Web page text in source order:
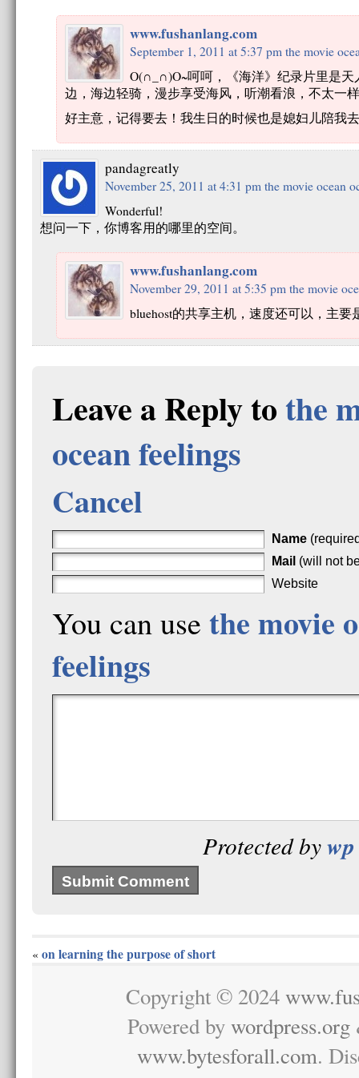
www.fushanlang.com
September 1, 2011 at 5:37 pm the movie
O(∩_∩)O~呵呵，《海洋》纪录片里是
边，海边轻骑，漫步享受海风，听潮看浪，不太一
好主意，记得要去！我生日的时候也是媳妇儿陪我
pandagreatly
November 25, 2011 at 4:31 pm the movie ocean
Wonderful!
想问一下，你博客用的哪里的空间。
www.fushanlang.com
November 29, 2011 at 5:35 pm the movie
bluehost的共享主机，速度还可以，主
Leave a Reply tothe
ocean feelings
Cancel
Name
Mail (will not
Website
You can use the movie
feelings
Protected by
« on learning the purpose of short
Copyright © 2024
Powered bywordpress.org
www.bytesforall.com.